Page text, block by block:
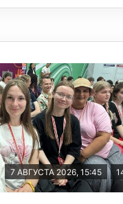
7 АВГУСТА 2026, 15:45